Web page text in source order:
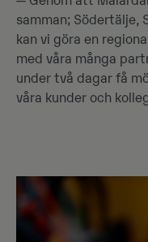
samman; Södertälje,
kan vi göra en
med våra många
under två dagar få
våra kunder och